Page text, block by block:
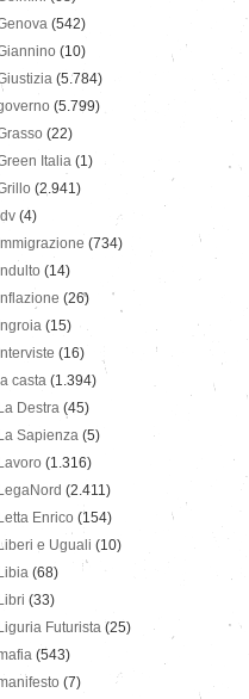
(542)
(10)
(5.784)
(5.799)
(22)
Italia (1)
(2.941)
Idv (4)
Immigrazione (734)
(14)
(26)
Ingroia (15)
Interviste (16)
la casta (1.394)
La Destra (45)
La Sapienza (5)
Lavoro (1.316)
LegaNord (2.411)
Letta Enrico (154)
Liberi e Uguali (10)
Libia (68)
Libri (33)
Liguria Futurista (25)
(543)
(7)